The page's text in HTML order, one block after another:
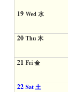
19 Wed 水
20 Thu 木
21 Fri 金
22 Sat 土